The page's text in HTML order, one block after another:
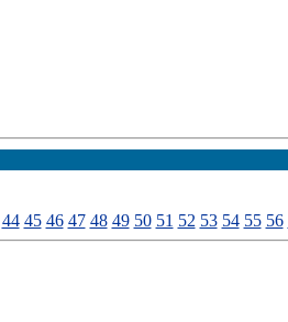
44 45 46 47 48 49 50 51 52 53 54 55 56